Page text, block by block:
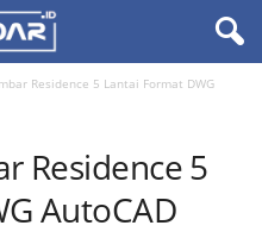
Residence 5 Lantai Format DWG
Residence 5
AutoCAD